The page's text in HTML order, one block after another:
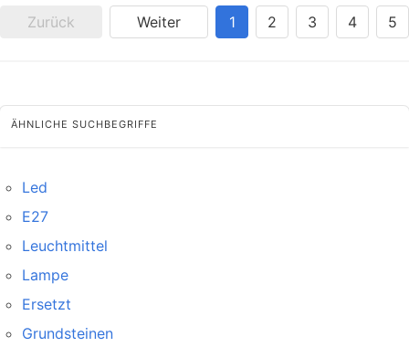
Zurück Weiter 1 2 3 4 5
ÄHNLICHE SUCHBEGRIFFE
Led
E27
Leuchtmittel
Lampe
Ersetzt
Grundsteinen